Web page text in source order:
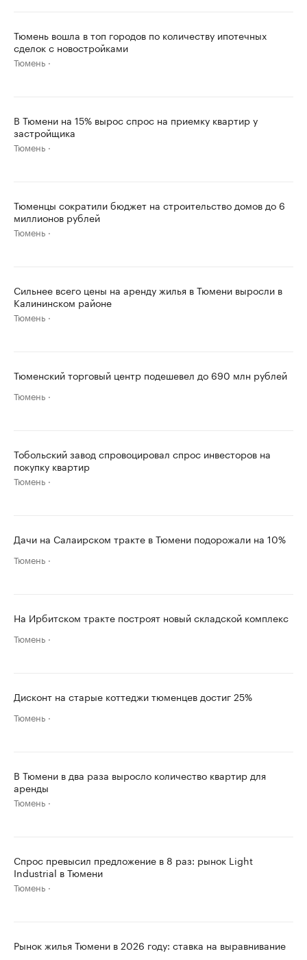
Тюмень вошла в топ городов по количеству ипотечных
сделок с новостройками
Тюмень
В Тюмени на 15% вырос спрос на приемку квартир у
застройщика
Тюмень
Тюменцы сократили бюджет на строительство домов до 6
миллионов рублей
Тюмень
Сильнее всего цены на аренду жилья в Тюмени выросли в
Калининском районе
Тюмень
Тюменский торговый центр подешевел до 690 млн рублей
Тюмень
Тобольский завод спровоцировал спрос инвесторов на
покупку квартир
Тюмень
Дачи на Салаирском тракте в Тюмени подорожали на 10%
Тюмень
На Ирбитском тракте построят новый складской комплекс
Тюмень
Дисконт на старые коттеджи тюменцев достиг 25%
Тюмень
В Тюмени в два раза выросло количество квартир для
аренды
Тюмень
Спрос превысил предложение в 8 раз: рынок Light
Industrial в Тюмени
Тюмень
Рынок жилья Тюмени в 2026 году: ставка на выравнивание